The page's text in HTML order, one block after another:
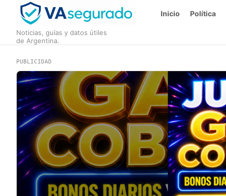
Noticias, guías y datos útiles
de Argentina.
Inicio Política
PUBLICIDAD